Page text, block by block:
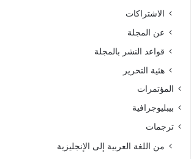
الاشتراكات
عن المجلة
قواعد النشر بالمجلة
هئية التحرير
المؤتمرات
بيبليوجرافية
ترجمات
من اللغة العربية إلى الإنجليزية